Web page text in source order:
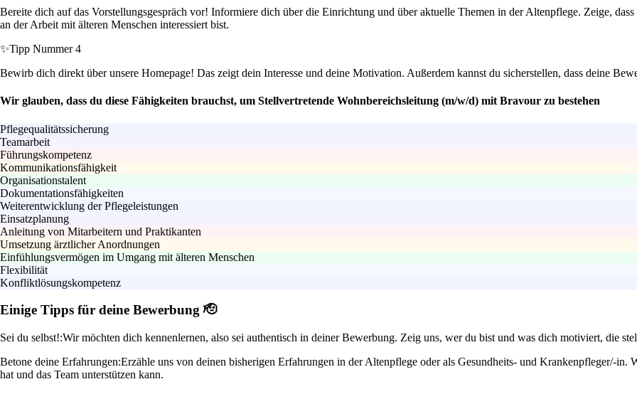
Bereite dich auf das Vorstellungsgespräch vor! Informiere dich über die Einrichtung und über aktuelle Themen in der Altenpflege. Zeige,
an der Arbeit mit älteren Menschen interessiert bist.
✨Tipp Nummer 4
Bewirb dich direkt über unsere Homepage! Das zeigt dein Interesse und deine Motivation. Außerdem kannst du sicherstellen, dass deine
Wir glauben, dass du diese Fähigkeiten brauchst, um Stellvertretende Wohnbereichsleitung (m/w/d) mit Bravour zu bestehen
Pflegequalitätssicherung
Teamarbeit
Führungskompetenz
Kommunikationsfähigkeit
Organisationstalent
Dokumentationsfähigkeiten
Weiterentwicklung der Pflegeleistungen
Einsatzplanung
Anleitung von Mitarbeitern und Praktikanten
Umsetzung ärztlicher Anordnungen
Einfühlungsvermögen im Umgang mit älteren Menschen
Flexibilität
Konfliktlösungskompetenz
Einige Tipps für deine Bewerbung 🫡
Sei du selbst!:Wir möchten dich kennenlernen, also sei authentisch in deiner Bewerbung. Zeig uns, wer du bist und was dich motiviert, die
Betone deine Erfahrungen:Erzähle uns von deinen bisherigen Erfahrungen in der Altenpflege oder als Gesundheits- und Krankenpfleger/-in.
hat und das Team unterstützen kann.